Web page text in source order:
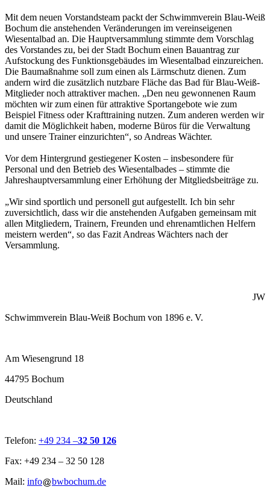
Mit dem neuen Vorstandsteam packt der Schwimmverein Blau-Weiß
Bochum die anstehenden Veränderungen im vereinseigenen
Wiesentalbad an. Die Hauptversammlung stimmte dem Vorschlag
des Vorstandes zu, bei der Stadt Bochum einen Bauantrag zur
Aufstockung des Funktionsgebäudes im Wiesentalbad einzureichen.
Die Baumaßnahme soll zum einen als Lärmschutz dienen. Zum
andern wird die zusätzlich nutzbare Fläche das Bad für Blau-Weiß-
Mitglieder noch attraktiver machen. „Den neu gewonnenen Raum
möchten wir zum einen für attraktive Sportangebote wie zum
Beispiel Fitness oder Krafttraining nutzen. Zum anderen werden wir
damit die Möglichkeit haben, moderne Büros für die Verwaltung
und unsere Trainer einzurichten“, so Andreas Wächter.
Vor dem Hintergrund gestiegener Kosten – insbesondere für
Personal und den Betrieb des Wiesentalbades – stimmte die
Jahreshauptversammlung einer Erhöhung der Mitgliedsbeiträge zu.
„Wir sind sportlich und personell gut aufgestellt. Ich bin sehr
zuversichtlich, dass wir die anstehenden Aufgaben gemeinsam mit
allen Mitgliedern, Trainern, Freunden und ehrenamtlichen Helfern
meistern werden“, so das Fazit Andreas Wächters nach der
Versammlung.
JW
Schwimmverein Blau-Weiß Bochum von 1896 e. V.
Am Wiesengrund 18
44795 Bochum
Deutschland
Telefon: +49 234 –32 50 126
Fax: +49 234 – 32 50 128
Mail: info bwbochum.de